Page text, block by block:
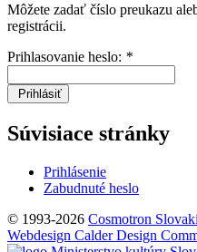
Môžete zadať číslo preukazu
registrácii.
Prihlasovanie heslo: *
Prihlásiť
Súvisiace stránky
Prihlásenie
Zabudnuté heslo
© 1993-2026 Cosmotron
Webdesign Calder Design